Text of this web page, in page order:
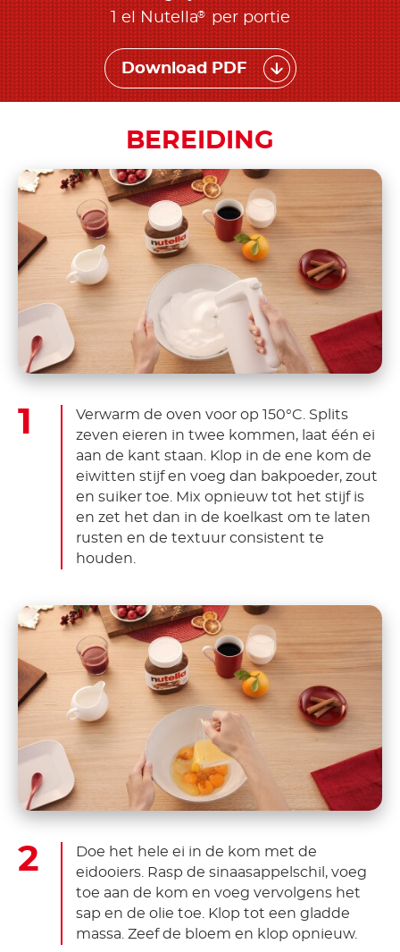
1 el Nutella®per portie
Download PDF
BEREIDING
Verwarm de oven voor op 150°C. Splits
zeven eieren in twee kommen, laat één ei
aan de kant staan. Klop in de ene kom de
eiwitten stijf en voeg dan bakpoeder, zout
en suiker toe. Mix opnieuw tot het stijf is
en zet het dan in de koelkast om te laten
rusten en de textuur consistent te
houden.
Doe het hele ei in de kom met de
eidooiers. Rasp de sinaasappelschil, voeg
toe aan de kom en voeg vervolgens het
sap en de olie toe. Klop tot een gladde
massa. Zeef de bloem en klop opnieuw.